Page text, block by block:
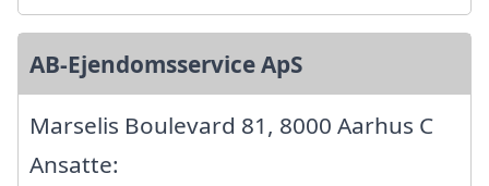
AB-Ejendomsservice ApS
Marselis Boulevard 81, 8000 Aarhus C
Ansatte: